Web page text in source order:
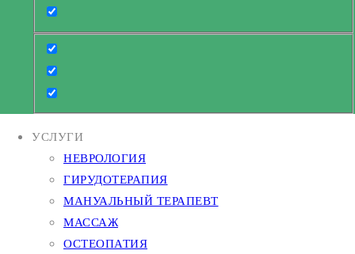
УСЛУГИ
НЕВРОЛОГИЯ
ГИРУДОТЕРАПИЯ
МАНУАЛЬНЫЙ ТЕРАПЕВТ
МАССАЖ
ОСТЕОПАТИЯ